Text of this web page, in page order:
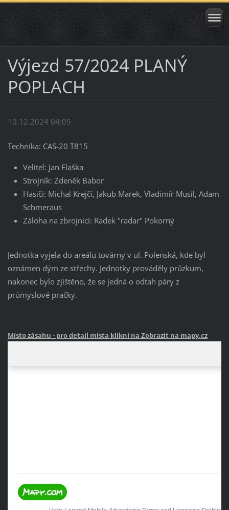
Výjezd 57/2024 PLANÝ
POPLACH
10.12.2024 04:05
Technika: CAS-20 T815
Velitel: Jan Flaška
Strojník: Zdeněk Babor
Hasiči: Michal Krejčí, Jakub Marek, Vladimír Musil, Adam
Schmeraus
Záloha na zbrojnici: Radek "radar" Pokorný
Jednotka vyjela do areálu továrny v ul. Polenská, kde byl
oznámen dým ze střechy. Jednotky prováděly průzkum,
nakonec bylo zjištěno, že se jedná o odtah páry z
průmyslové pračky.
Místo zásahu - pro detail místa klikni na Zobrazit na mapy.cz